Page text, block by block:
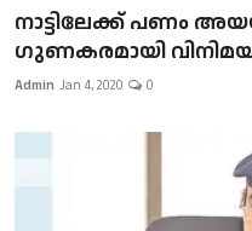
നാട്ടിലേക്ക് പണം
ഗുണകരമായി വിനിമയ
Admin Jan 4, 2020 0